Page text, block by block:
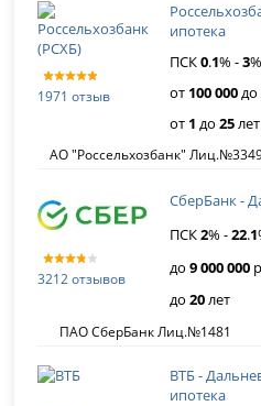
1971 отзыв
ипотека
ПСК0.1% -3%
от 100 000до
от 1 до25лет
АО "Россельхозбанк"
3212 отзывов
СберБанк -
ПСК2% -22.1
до9 000 000
до20лет
ПАО СберБанк Лиц.№1481
ВТБ -
ипотека